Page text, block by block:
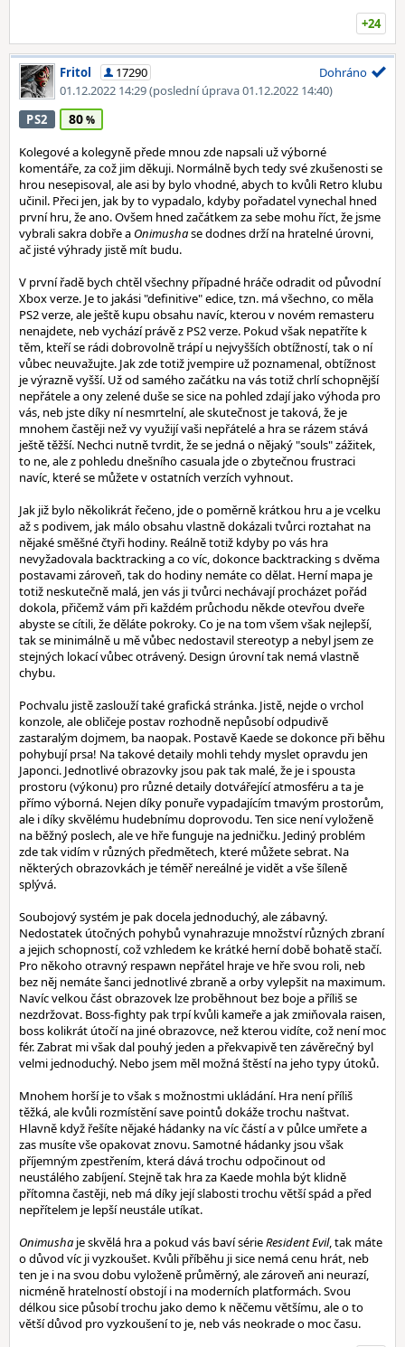
+24
Fritol
17290
01.12.2022 14:29(poslední úprava 01.12.2022 14:40)
Dohráno
PS2 80
Kolegové a kolegyně přede mnou zde napsali už výborné
komentáře, za což jim děkuji. Normálně bych tedy své zkušenosti se
hrou nesepisoval, ale asi by bylo vhodné, abych to kvůli Retro klubu
učinil. Přeci jen, jak by to vypadalo, kdyby pořadatel vynechal hned
první hru, že ano. Ovšem hned začátkem za sebe mohu říct, že jsme
vybrali sakra dobře a Onimushase dodnes drží na hratelné úrovni,
ač jisté výhrady jistě mít budu.
V první řadě bych chtěl všechny případné hráče odradit od původní
Xbox verze. Je to jakási "definitive" edice, tzn. má všechno, co měla
PS2 verze, ale ještě kupu obsahu navíc, kterou v novém remasteru
nenajdete, neb vychází právě z PS2 verze. Pokud však nepatříte k
těm, kteří se rádi dobrovolně trápí u nejvyšších obtížností, tak o ní
vůbec neuvažujte. Jak zde totiž jvempire už poznamenal, obtížnost
je výrazně vyšší. Už od samého začátku na vás totiž chrlí schopnější
nepřátele a ony zelené duše se sice na pohled zdají jako výhoda pro
vás, neb jste díky ní nesmrtelní, ale skutečnost je taková, že je
mnohem častěji než vy využijí vaši nepřátelé a hra se rázem stává
ještě těžší. Nechci nutně tvrdit, že se jedná o nějaký "souls" zážitek,
to ne, ale z pohledu dnešního casuala jde o zbytečnou frustraci
navíc, které se můžete v ostatních verzích vyhnout.
Jak již bylo několikrát řečeno, jde o poměrně krátkou hru a je vcelku
až s podivem, jak málo obsahu vlastně dokázali tvůrci roztahat na
nějaké směšné čtyři hodiny. Reálně totiž kdyby po vás hra
nevyžadovala backtracking a co víc, dokonce backtracking s dvěma
postavami zároveň, tak do hodiny nemáte co dělat. Herní mapa je
totiž neskutečně malá, jen vás ji tvůrci nechávají procházet pořád
dokola, přičemž vám při každém průchodu někde otevřou dveře
abyste se cítili, že děláte pokroky. Co je na tom všem však nejlepší,
tak se minimálně u mě vůbec nedostavil stereotyp a nebyl jsem ze
stejných lokací vůbec otrávený. Design úrovní tak nemá vlastně
chybu.
Pochvalu jistě zaslouží také grafická stránka. Jistě, nejde o vrchol
konzole, ale obličeje postav rozhodně nepůsobí odpudivě
zastaralým dojmem, ba naopak. Postavě Kaede se dokonce při běhu
pohybují prsa! Na takové detaily mohli tehdy myslet opravdu jen
Japonci. Jednotlivé obrazovky jsou pak tak malé, že je i spousta
prostoru (výkonu) pro různé detaily dotvářející atmosféru a ta je
přímo výborná. Nejen díky ponuře vypadajícím tmavým prostorům,
ale i díky skvělému hudebnímu doprovodu. Ten sice není vyloženě
na běžný poslech, ale ve hře funguje na jedničku. Jediný problém
zde tak vidím v různých předmětech, které můžete sebrat. Na
některých obrazovkách je téměř nereálné je vidět a vše šíleně
splývá.
Soubojový systém je pak docela jednoduchý, ale zábavný.
Nedostatek útočných pohybů vynahrazuje množství různých zbraní
a jejich schopností, což vzhledem ke krátké herní době bohatě stačí.
Pro někoho otravný respawn nepřátel hraje ve hře svou roli, neb
bez něj nemáte šanci jednotlivé zbraně a orby vylepšit na maximum.
Navíc velkou část obrazovek lze proběhnout bez boje a příliš se
nezdržovat. Boss-fighty pak trpí kvůli kameře a jak zmiňovala raisen,
boss kolikrát útočí na jiné obrazovce, než kterou vidíte, což není moc
fér. Zabrat mi však dal pouhý jeden a překvapivě ten závěrečný byl
velmi jednoduchý. Nebo jsem měl možná štěstí na jeho typy útoků.
Mnohem horší je to však s možnostmi ukládání. Hra není příliš
těžká, ale kvůli rozmístění save pointů dokáže trochu naštvat.
Hlavně když řešíte nějaké hádanky na víc částí a v půlce umřete a
zas musíte vše opakovat znovu. Samotné hádanky jsou však
příjemným zpestřením, která dává trochu odpočinout od
neustálého zabíjení. Stejně tak hra za Kaede mohla být klidně
přítomna častěji, neb má díky její slabosti trochu větší spád a před
nepřítelem je lepší neustále utíkat.
Onimusha je skvělá hra a pokud vás baví sérieResident Evil, tak máte
o důvod víc ji vyzkoušet. Kvůli příběhu ji sice nemá cenu hrát, neb
ten je i na svou dobu vyloženě průměrný, ale zároveň ani neurazí,
nicméně hratelností obstojí i na moderních platformách. Svou
délkou sice působí trochu jako demo k něčemu většímu, ale o to
větší důvod pro vyzkoušení to je, neb vás neokrade o moc času.